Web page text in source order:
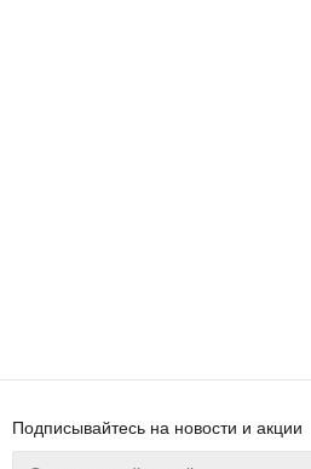
Подписывайтесь на новости и акции